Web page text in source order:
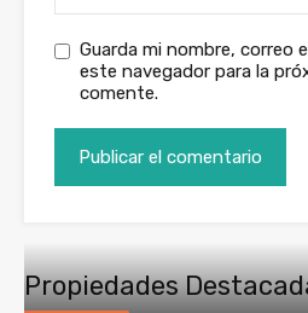
Guarda mi nombre, correo
este navegador para la
comente.
Propiedades